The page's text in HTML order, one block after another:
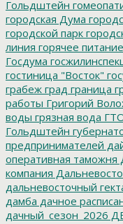
Гольдштейн
городская Дума
городской парк
линия горячее питание
Госдума
гостиница "Восток"
грабеж град граница
работы Григорий
воды грязная вода
Гольдштейн
предпринимателей
оперативная таможня
компания
дальневосточный
дамба дачное
дачный_сезон_2026